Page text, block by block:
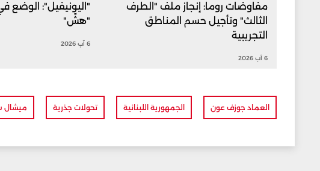
مفاوضات روما: إنجاز ملف "الطرف
الثالث" وتأجيل حسم المناطق
التجريبية
6 آب 2026
"اليونيفيل": الوضع
"هشّ"
6 آب 2026
العماد جوزف عون الجمهورية اللبنانية تحولات جذرية ميشال